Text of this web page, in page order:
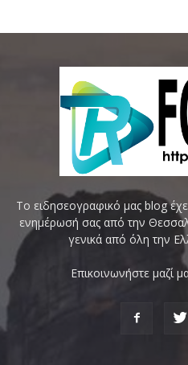
Το ειδησεογραφικό μας blog
ενημέρωσή σας από την
γενικά από όλη την
Επικοινωνήστε μαζί